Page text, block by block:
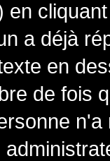
en
a déjà
en
de fois